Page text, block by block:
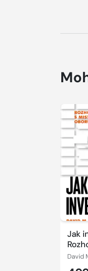
Jak
David